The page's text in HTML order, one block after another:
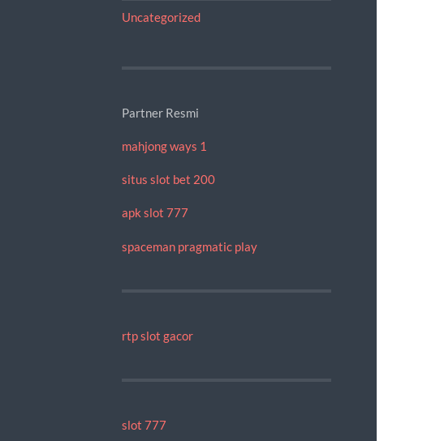
Uncategorized
Partner Resmi
mahjong ways 1
situs slot bet 200
apk slot 777
spaceman pragmatic play
rtp slot gacor
slot 777